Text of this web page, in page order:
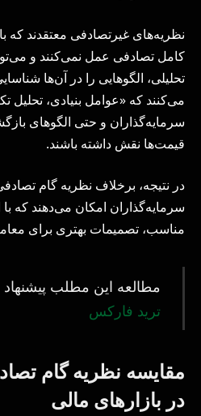
نظریه‌های غیرتصادفی معتقدند که
کامل تصادفی عمل نمی‌کنند و
تحلیلی، الگوهایی را در آن‌ها
می‌کنند که «عوامل بنیادی، تحلیل
سرمایه‌گذاران و حتی الگوهای
قیمت‌ها نقش داشته باشند.
در نتیجه، برخلاف نظریه گام
سرمایه‌گذاران امکان می‌دهند که
مناسب، تصمیمات بهتری برای
مطالعه این مطلب
ترید فارکس
مقایسه نظریه گام
در بازارهای مالی